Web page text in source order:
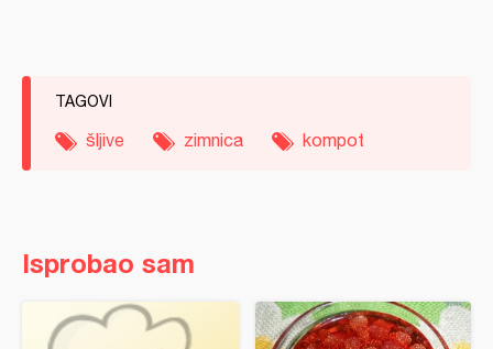
TAGOVI
šljive zimnica kompot
Isprobao sam